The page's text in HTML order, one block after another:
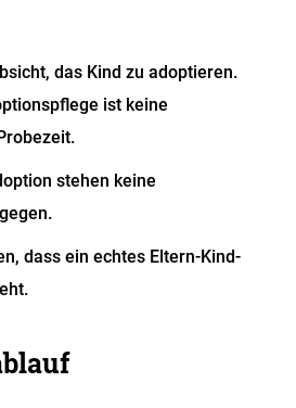
das Kind zu adoptieren.
ist keine
stehen keine
dass ein echtes Eltern-Kind-